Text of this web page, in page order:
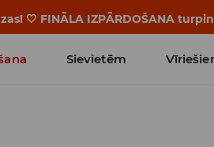
🤍 FINĀLA IZPĀRDOŠANA
Sievietēm